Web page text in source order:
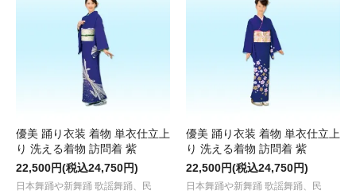
優美 踊り衣装 着物 単衣仕立上
り 洗える着物 訪問着 紫
22,500円(税込24,750円)
日本舞踊や新舞踊 歌謡舞踊、民
優美 踊り衣装 着物 単衣仕立上
り 洗える着物 訪問着 紫
22,500円(税込24,750円)
日本舞踊や新舞踊 歌謡舞踊、民